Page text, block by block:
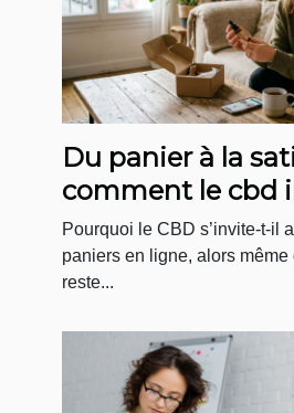
Du panier à la
comment le cbd
e-consommateur
Pourquoi le CBD s’invite-t-il
paniers en ligne, alors même
reste...